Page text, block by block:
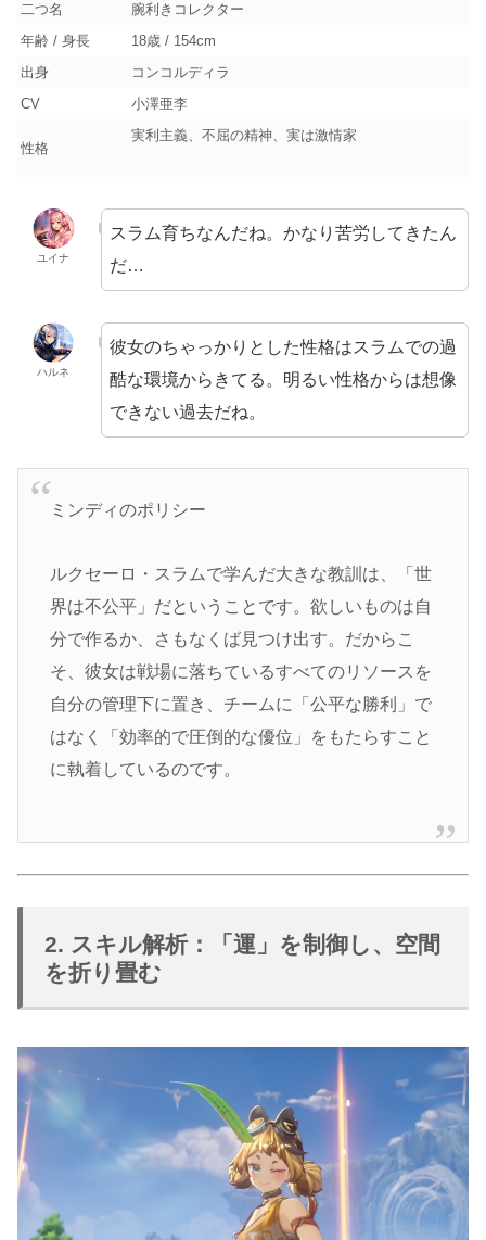
二つ名
腕利きコレクター
年齢 / 身長
18歳 / 154cm
出身
コンコルディラ
CV
小澤亜李
性格
実利主義、不屈の精神、実は激情家
ユイナ
スラム育ちなんだね。かなり苦労してきたん
だ…
ハルネ
彼女のちゃっかりとした性格はスラムでの過
酷な環境からきてる。明るい性格からは想像
できない過去だね。
ミンディのポリシー
ルクセーロ・スラムで学んだ大きな教訓は、「世
界は不公平」だということです。欲しいものは自
分で作るか、さもなくば見つけ出す。だからこ
そ、彼女は戦場に落ちているすべてのリソースを
自分の管理下に置き、チームに「公平な勝利」で
はなく「効率的で圧倒的な優位」をもたらすこと
に執着しているのです。
2. スキル解析：「運」を制御し、空間
を折り畳む